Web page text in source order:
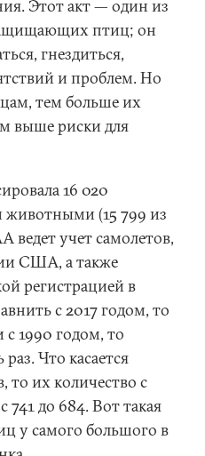
Этот акт — один из
птиц; он
гнездиться,
и проблем. Но
тем больше их
выше риски для
16 020
животными (15 799 из
ведет учет самолетов,
США, а также
регистрацией в
с 2017 годом, то
с 1990 годом, то
Что касается
то их количество с
741 до 684. Вот такая
у самого большого в